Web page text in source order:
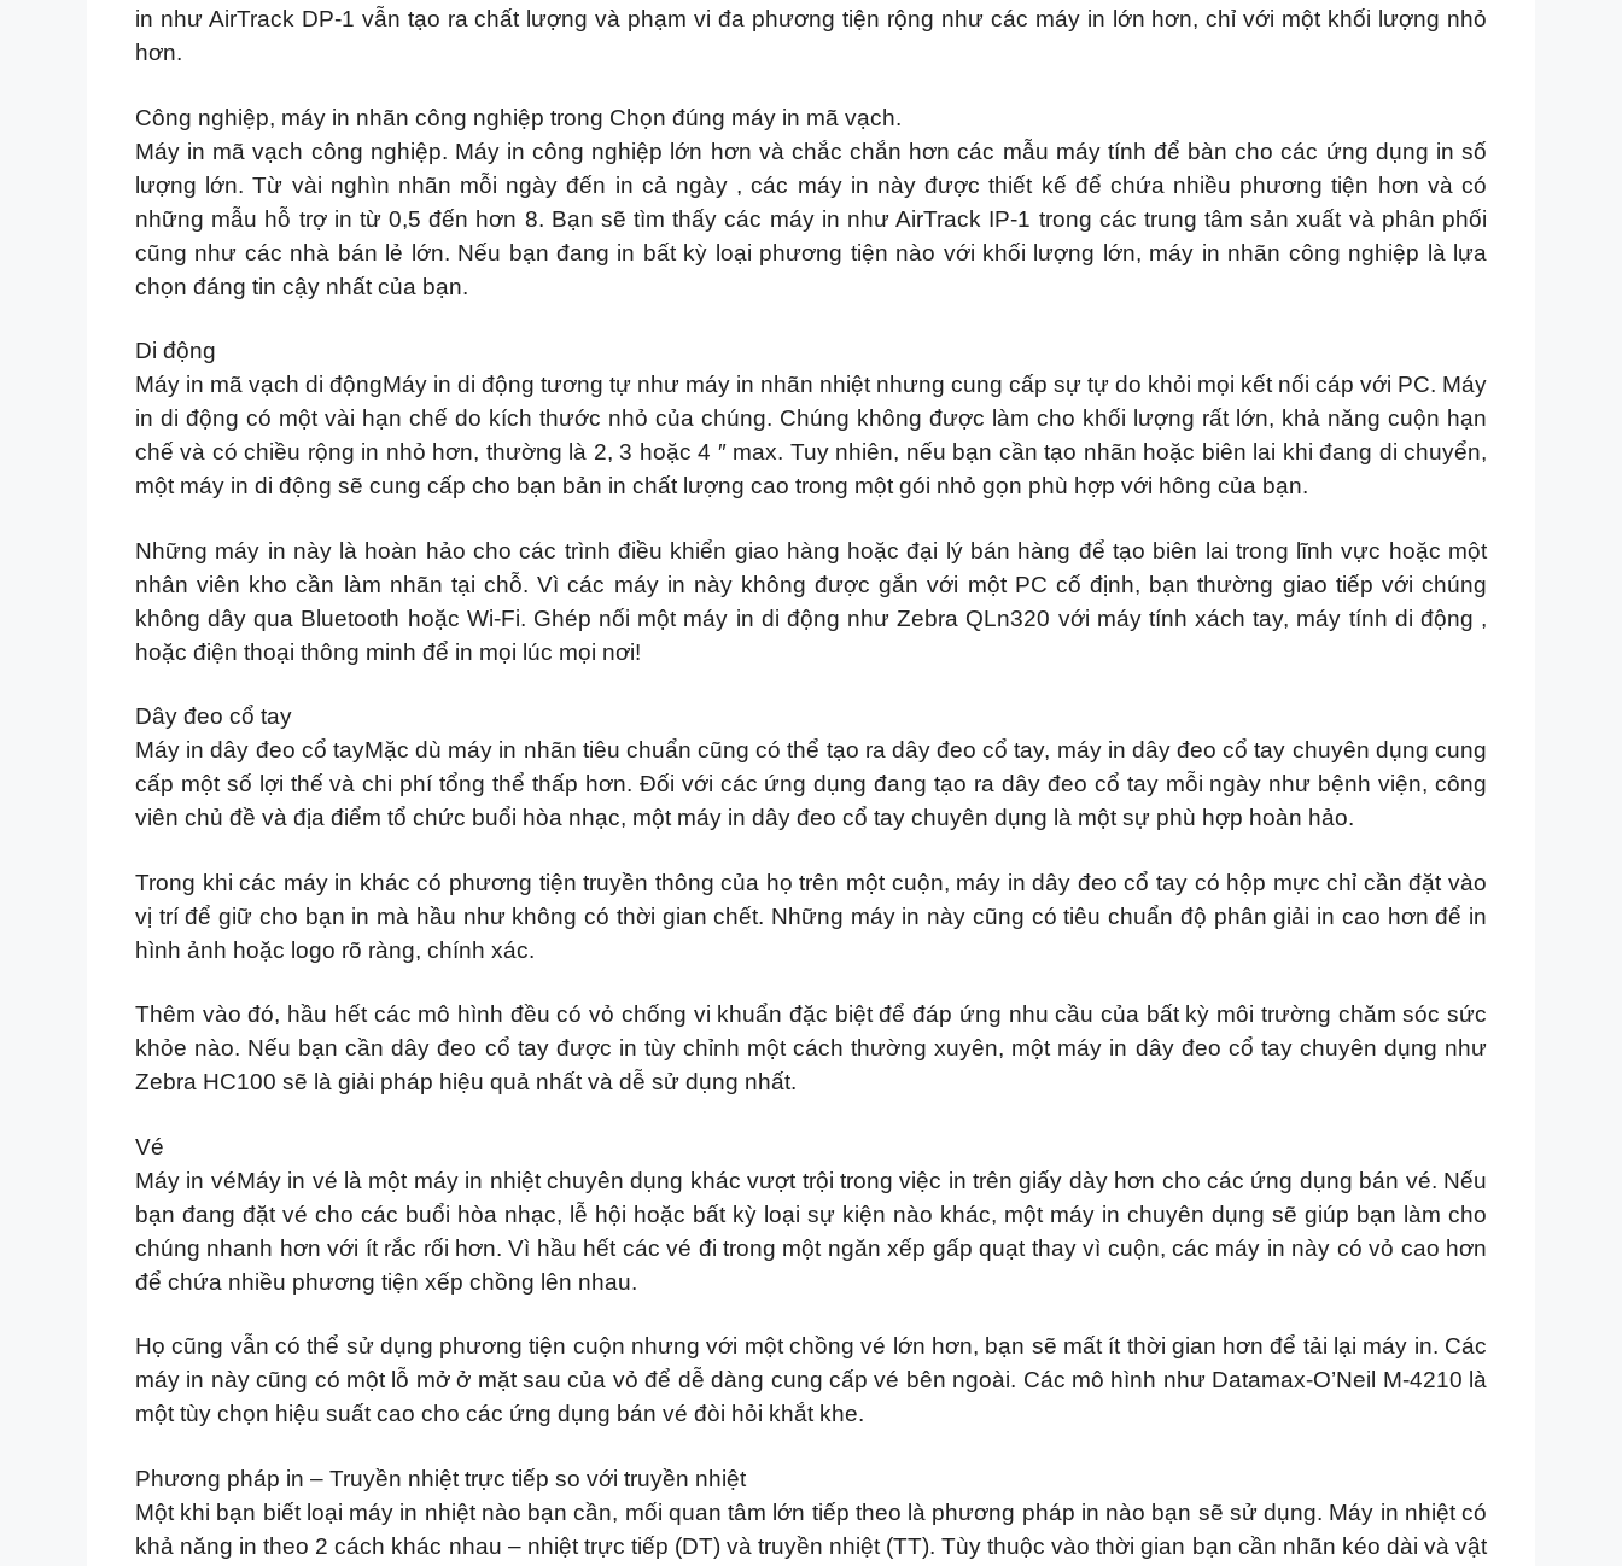
in như AirTrack DP-1 vẫn tạo ra chất lượng và phạm vi đa phương tiện rộng như các máy in lớn hơn, chỉ với một khối lượng nhỏ
hơn.
Công nghiệp, máy in nhãn công nghiệp trong Chọn đúng máy in mã vạch.
Máy in mã vạch công nghiệp. Máy in công nghiệp lớn hơn và chắc chắn hơn các mẫu máy tính để bàn cho các ứng dụng in số
lượng lớn. Từ vài nghìn nhãn mỗi ngày đến in cả ngày , các máy in này được thiết kế để chứa nhiều phương tiện hơn và có
những mẫu hỗ trợ in từ 0,5 đến hơn 8. Bạn sẽ tìm thấy các máy in như AirTrack IP-1 trong các trung tâm sản xuất và phân phối
cũng như các nhà bán lẻ lớn. Nếu bạn đang in bất kỳ loại phương tiện nào với khối lượng lớn, máy in nhãn công nghiệp là lựa
chọn đáng tin cậy nhất của bạn.
Di động
Máy in mã vạch di độngMáy in di động tương tự như máy in nhãn nhiệt nhưng cung cấp sự tự do khỏi mọi kết nối cáp với PC. Máy
in di động có một vài hạn chế do kích thước nhỏ của chúng. Chúng không được làm cho khối lượng rất lớn, khả năng cuộn hạn
chế và có chiều rộng in nhỏ hơn, thường là 2, 3 hoặc 4 ″ max. Tuy nhiên, nếu bạn cần tạo nhãn hoặc biên lai khi đang di chuyển,
một máy in di động sẽ cung cấp cho bạn bản in chất lượng cao trong một gói nhỏ gọn phù hợp với hông của bạn.
Những máy in này là hoàn hảo cho các trình điều khiển giao hàng hoặc đại lý bán hàng để tạo biên lai trong lĩnh vực hoặc một
nhân viên kho cần làm nhãn tại chỗ. Vì các máy in này không được gắn với một PC cố định, bạn thường giao tiếp với chúng
không dây qua Bluetooth hoặc Wi-Fi. Ghép nối một máy in di động như Zebra QLn320 với máy tính xách tay, máy tính di động ,
hoặc điện thoại thông minh để in mọi lúc mọi nơi!
Dây đeo cổ tay
Máy in dây đeo cổ tayMặc dù máy in nhãn tiêu chuẩn cũng có thể tạo ra dây đeo cổ tay, máy in dây đeo cổ tay chuyên dụng cung
cấp một số lợi thế và chi phí tổng thể thấp hơn. Đối với các ứng dụng đang tạo ra dây đeo cổ tay mỗi ngày như bệnh viện, công
viên chủ đề và địa điểm tổ chức buổi hòa nhạc, một máy in dây đeo cổ tay chuyên dụng là một sự phù hợp hoàn hảo.
Trong khi các máy in khác có phương tiện truyền thông của họ trên một cuộn, máy in dây đeo cổ tay có hộp mực chỉ cần đặt vào
vị trí để giữ cho bạn in mà hầu như không có thời gian chết. Những máy in này cũng có tiêu chuẩn độ phân giải in cao hơn để in
hình ảnh hoặc logo rõ ràng, chính xác.
Thêm vào đó, hầu hết các mô hình đều có vỏ chống vi khuẩn đặc biệt để đáp ứng nhu cầu của bất kỳ môi trường chăm sóc sức
khỏe nào. Nếu bạn cần dây đeo cổ tay được in tùy chỉnh một cách thường xuyên, một máy in dây đeo cổ tay chuyên dụng như
Zebra HC100 sẽ là giải pháp hiệu quả nhất và dễ sử dụng nhất.
Vé
Máy in véMáy in vé là một máy in nhiệt chuyên dụng khác vượt trội trong việc in trên giấy dày hơn cho các ứng dụng bán vé. Nếu
bạn đang đặt vé cho các buổi hòa nhạc, lễ hội hoặc bất kỳ loại sự kiện nào khác, một máy in chuyên dụng sẽ giúp bạn làm cho
chúng nhanh hơn với ít rắc rối hơn. Vì hầu hết các vé đi trong một ngăn xếp gấp quạt thay vì cuộn, các máy in này có vỏ cao hơn
để chứa nhiều phương tiện xếp chồng lên nhau.
Họ cũng vẫn có thể sử dụng phương tiện cuộn nhưng với một chồng vé lớn hơn, bạn sẽ mất ít thời gian hơn để tải lại máy in. Các
máy in này cũng có một lỗ mở ở mặt sau của vỏ để dễ dàng cung cấp vé bên ngoài. Các mô hình như Datamax-O’Neil M-4210 là
một tùy chọn hiệu suất cao cho các ứng dụng bán vé đòi hỏi khắt khe.
Phương pháp in – Truyền nhiệt trực tiếp so với truyền nhiệt
Một khi bạn biết loại máy in nhiệt nào bạn cần, mối quan tâm lớn tiếp theo là phương pháp in nào bạn sẽ sử dụng. Máy in nhiệt có
khả năng in theo 2 cách khác nhau – nhiệt trực tiếp (DT) và truyền nhiệt (TT). Tùy thuộc vào thời gian bạn cần nhãn kéo dài và vật